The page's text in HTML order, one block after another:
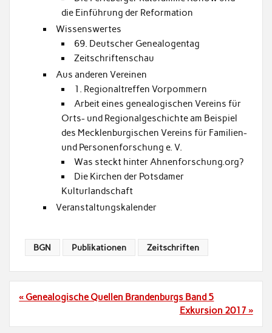
die Einführung der Reformation
Wissenswertes
69. Deutscher Genealogentag
Zeitschriftenschau
Aus anderen Vereinen
1. Regionaltreffen Vorpommern
Arbeit eines genealogischen Vereins für
Orts- und Regionalgeschichte am Beispiel
des Mecklenburgischen Vereins für Familien-
und Personenforschung e. V.
Was steckt hinter Ahnenforschung.org?
Die Kirchen der Potsdamer
Kulturlandschaft
Veranstaltungskalender
BGN Publikationen Zeitschriften
Beitragsnavigation
« Genealogische Quellen Brandenburgs Band 5
Exkursion 2017 »